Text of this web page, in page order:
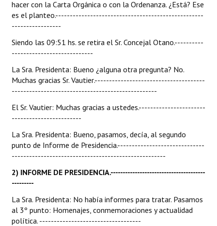
hacer con la Carta Orgánica o con la Ordenanza. ¿Está? Ese
es el planteo.---------------------------------------------------
-----------------
Siendo las 09:51 hs. se retira el Sr. Concejal Otano.----------
----------------------------
La Sra. Presidenta: Bueno ¿alguna otra pregunta? No.
Muchas gracias Sr. Vautier.--------------------------------------
--------------------------------------------------
El Sr. Vautier: Muchas gracias a ustedes.-----------------------
------------------------
La Sra. Presidenta: Bueno, pasamos, decía, al segundo
punto de Informe de Presidencia.------------------------------
-----------------------------------------------------
2) INFORME DE PRESIDENCIA.---------------------------------------
---------
La Sra. Presidenta: No había informes para tratar. Pasamos
al 3º punto: Homenajes, conmemoraciones y actualidad
política. -----------------------------------